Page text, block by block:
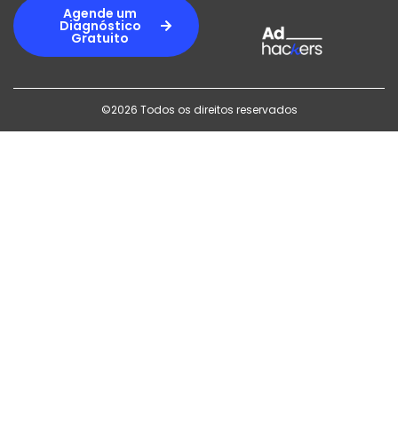
Agende um
Diagnóstico
Gratuito
©2026 Todos os direitos reservados